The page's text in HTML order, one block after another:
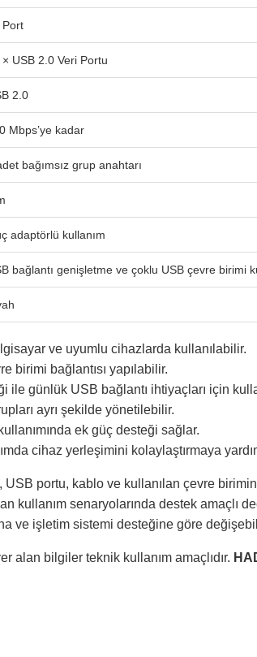
Port
× USB 2.0 Veri Portu
2.0
Mbps’ye kadar
bağımsız grup anahtarı
adaptörlü kullanım
bağlantı genişletme ve çoklu USB çevre birimi
ve uyumlu cihazlarda kullanılabilir.
birimi bağlantısı yapılabilir.
ile günlük USB bağlantı ihtiyaçları için
ayrı şekilde yönetilebilir.
ek güç desteği sağlar.
cihaz yerleşimini kolaylaştırmaya
USB portu, kablo ve kullanılan çevre
kullanım senaryolarında destek amaçlı
ve işletim sistemi desteğine göre
alan bilgiler teknik kullanım amaçlıdır.